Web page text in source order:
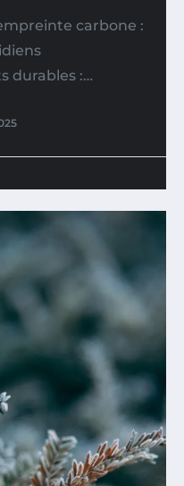
carbone :
durables :…